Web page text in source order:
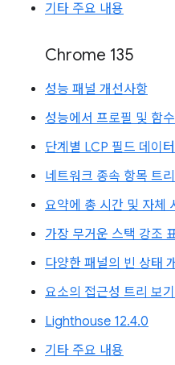
기타 주요 내용
Chrome 135
성능 패널 개선사항
성능에서 프로필 및 함
단계별 LCP 필드 데이
네트워크 종속 항목 트리
요약에 총 시간 및 자체
가장 무거운 스택 강조
다양한 패널의 빈 상태
요소의 접근성 트리 보기
Lighthouse 12.4.0
기타 주요 내용